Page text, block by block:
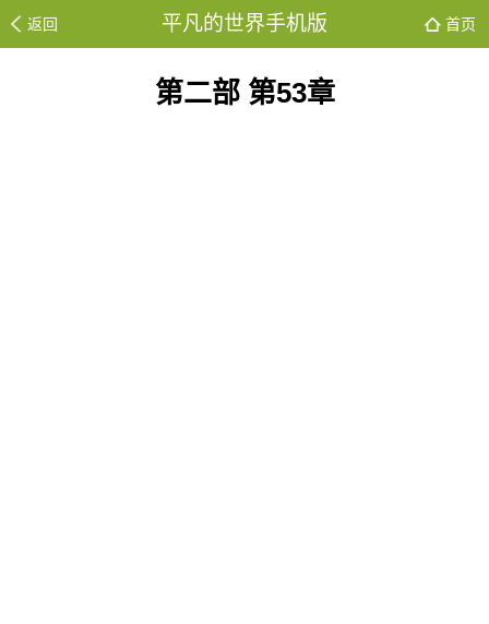
返回 平凡的世界手机版 首页
第二部 第53章